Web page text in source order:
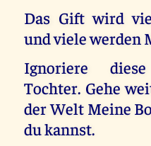
Das Gift wird
und viele werden
Ignoriere
Tochter. Gehe
der Welt Meine
du kannst.